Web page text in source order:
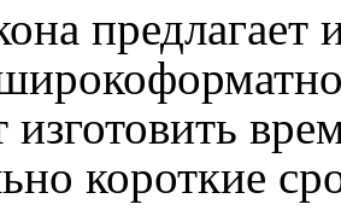
предлагает
изготовить
короткие